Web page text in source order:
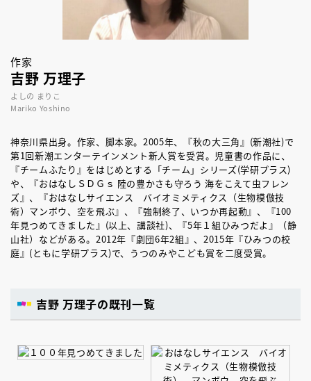
作家
吉野 万理子
よしの まりこ
Mariko Yoshino
神奈川県出身。作家、脚本家。2005年、『秋の大三角』(新潮社)で
第1回新潮エンターテインメント新人賞を受賞。児童書の作品に、
『チームふたり』をはじめとする「チーム」シリーズ(学研プラス)
や、『おはなしＳＤＧｓ 陸の豊かさも守ろう 海をこえて虫フレン
ズ』、『おはなしサイエンス バイオミメティクス（生物模倣技
術）マンボウ、空を飛ぶ』、『強制終了、いつか再起動』、『100
年見つめてきました』(以上、講談社)、『5年１組ひみつだよ』（静
山社）などがある。2012年『劇団6年2組』、2015年『ひみつの校
庭』(ともに学研プラス)で、うつのみやこども賞を二度受賞。
吉野 万理子の既刊一覧